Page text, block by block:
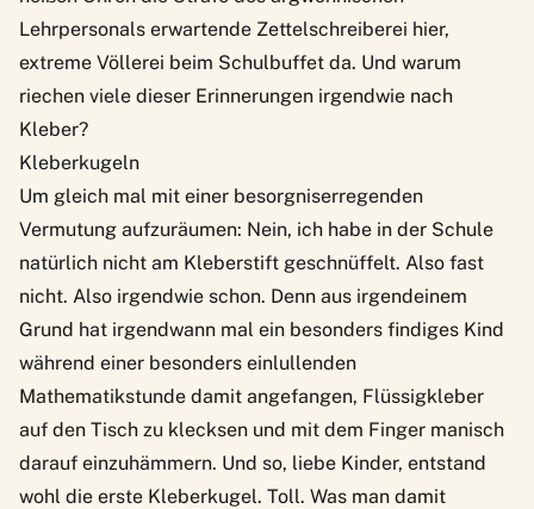
Lehrpersonals erwartende Zettelschreiberei hier,
extreme Völlerei beim Schulbuffet da. Und warum
riechen viele dieser Erinnerungen irgendwie nach
Kleber?
Kleberkugeln
Um gleich mal mit einer besorgniserregenden
Vermutung aufzuräumen: Nein, ich habe in der Schule
natürlich nicht am Kleberstift geschnüffelt. Also fast
nicht. Also irgendwie schon. Denn aus irgendeinem
Grund hat irgendwann mal ein besonders findiges Kind
während einer besonders einlullenden
Mathematikstunde damit angefangen, Flüssigkleber
auf den Tisch zu klecksen und mit dem Finger manisch
darauf einzuhämmern. Und so, liebe Kinder, entstand
wohl die erste Kleberkugel. Toll. Was man damit